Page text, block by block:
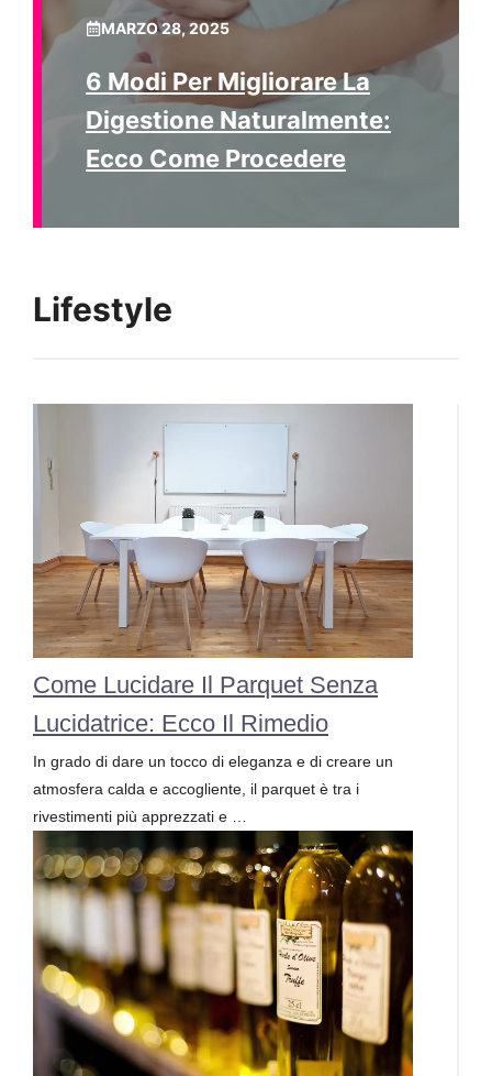
MARZO 28, 2025
6 Modi Per Migliorare La
Digestione Naturalmente:
Ecco Come Procedere
Lifestyle
Come Lucidare Il Parquet Senza
Lucidatrice: Ecco Il Rimedio
In grado di dare un tocco di eleganza e di creare un
atmosfera calda e accogliente, il parquet è tra i
rivestimenti più apprezzati e …